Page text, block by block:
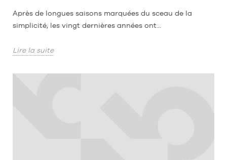
Après de longues saisons marquées du sceau de la
simplicité, les vingt dernières années ont...
Lire la suite